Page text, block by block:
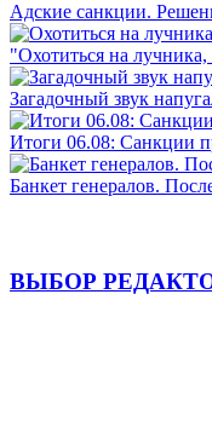
Адские санкции.
"Охотиться на
Загадочный звук
Итоги 06.08: Санкции
Банкет генералов.
ВЫБОР